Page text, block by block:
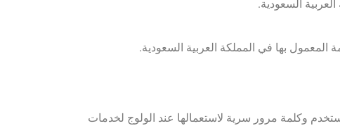
وكلمة مرور سرية لاستعمالها عند الولوج لخدمات